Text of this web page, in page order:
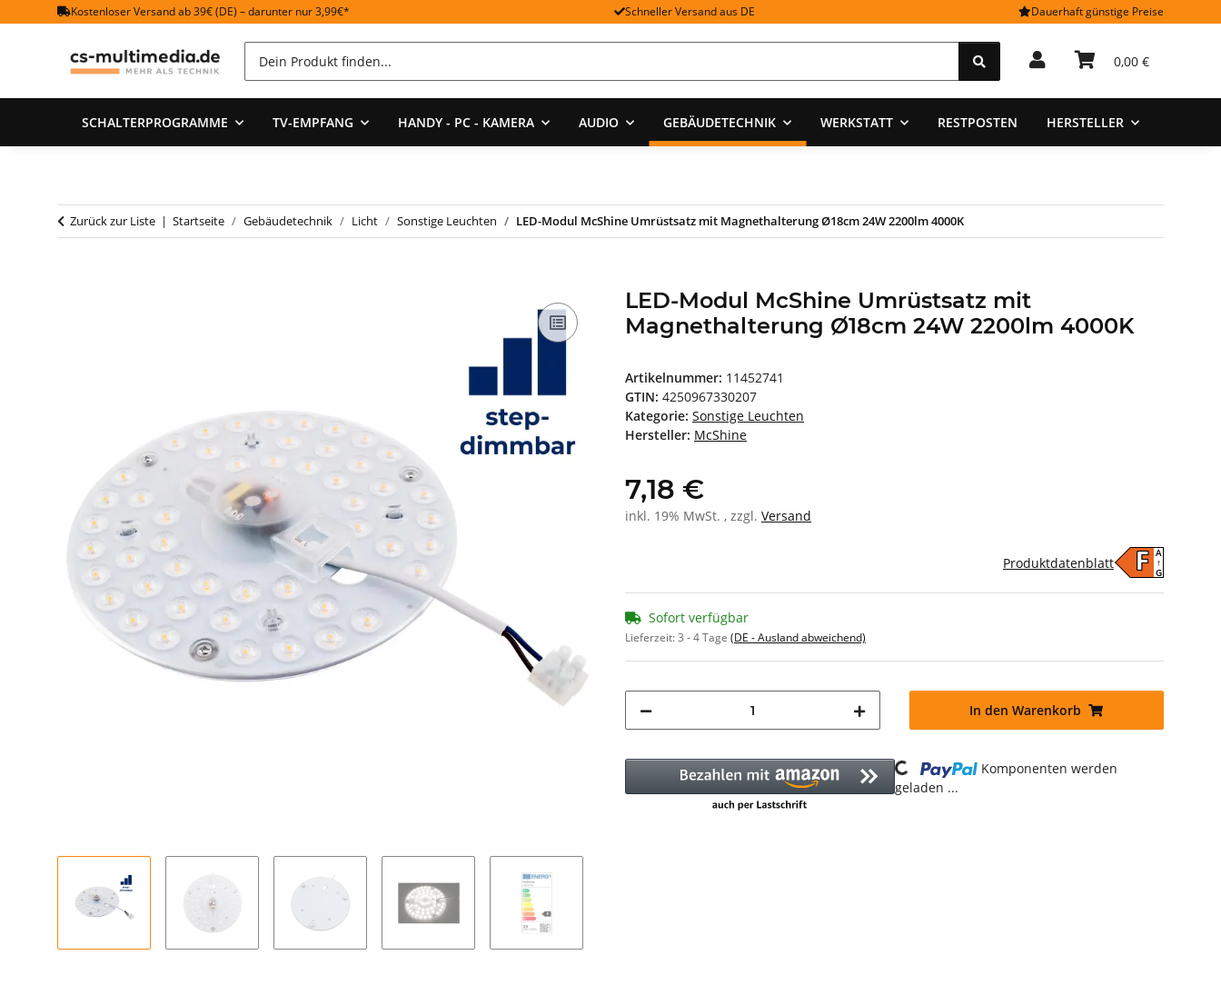
Kostenloser Versand ab 39€ (DE) – darunter nur 3,99€* Schneller Versand aus DE Dauerhaft günstige Preise
0,00 €
SCHALTERPROGRAMME TV-EMPFANG HANDY - PC - KAMERA AUDIO GEBÄUDETECHNIK WERKSTATT RESTPOSTEN HERSTELLER
Zurück zur Liste Startseite Gebäudetechnik Licht Sonstige Leuchten LED-Modul McShine Umrüstsatz mit Magnethalterung Ø18cm 24W 2200lm 4000K
LED-Modul McShine Umrüstsatz mit
Magnethalterung Ø18cm 24W 2200lm 4000K
Artikelnummer: 11452741
GTIN: 4250967330207
Kategorie: Sonstige Leuchten
Hersteller: McShine
7,18 €
inkl. 19% MwSt. , zzgl. Versand
F A
↑
G
Produktdatenblatt
Sofort verfügbar
Lieferzeit:3 - 4 Tage (DE - Ausland abweichend)
In den Warenkorb
Loading...
Komponenten werden
geladen ...